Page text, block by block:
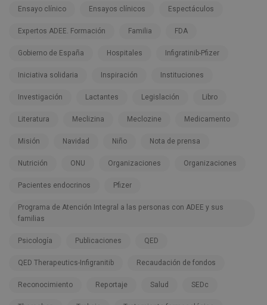
Ensayo clínico Ensayos clínicos Espectáculos
Expertos ADEE. Formación Familia FDA
Gobierno de España Hospitales Infigratinib-Pfizer
Iniciativa solidaria Inspiración Instituciones
Investigación Lactantes Legislación Libro
Literatura Meclizina Meclozine Medicamento
Misión Navidad Niño Nota de prensa
Nutrición ONU Organizaciones Organizaciones
Pacientes endocrinos Pfizer
Programa de Atención Integral a las personas con ADEE y sus
familias
Psicología Publicaciones QED
QED Therapeutics-Infigranitib Recaudación de fondos
Reconocimiento Reportaje Salud SEDc